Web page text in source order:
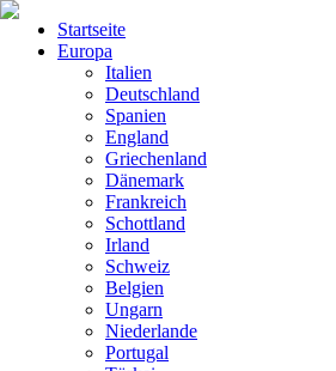
Startseite
Europa
Italien
Deutschland
Spanien
England
Griechenland
Dänemark
Frankreich
Schottland
Irland
Schweiz
Belgien
Ungarn
Niederlande
Portugal